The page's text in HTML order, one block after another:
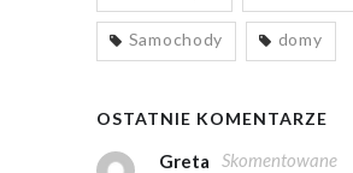
Samochody domy
OSTATNIE KOMENTARZE
Greta
Skomentowane